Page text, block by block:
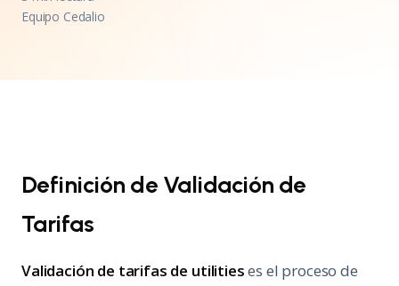
Equipo Cedalio
Definición de Validación de
Tarifas
Validación de tarifas de utilitieses el proceso de